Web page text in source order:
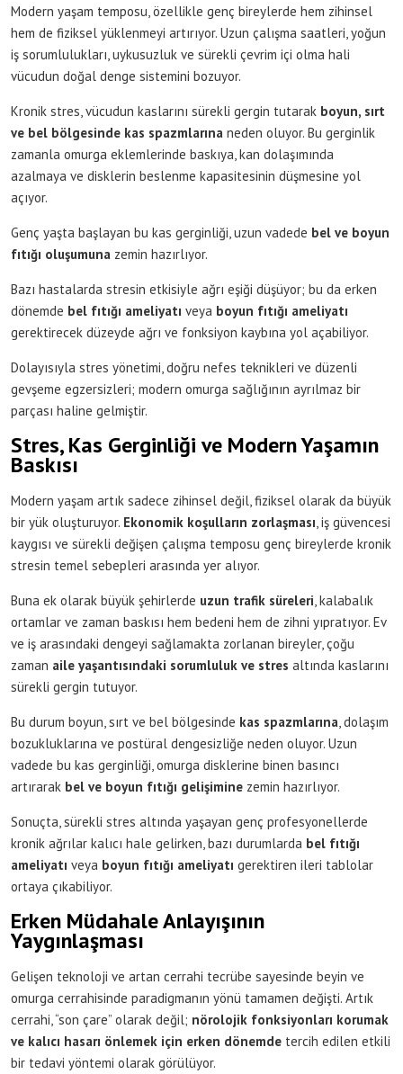
Modern yaşam temposu, özellikle genç bireylerde hem zihinsel
hem de fiziksel yüklenmeyi artırıyor. Uzun çalışma saatleri, yoğun
iş sorumlulukları, uykusuzluk ve sürekli çevrim içi olma hali
vücudun doğal denge sistemini bozuyor.
Kronik stres, vücudun kaslarını sürekli gergin tutarak boyun, sırt
ve bel bölgesinde kas spazmlarına neden oluyor. Bu gerginlik
zamanla omurga eklemlerinde baskıya, kan dolaşımında
azalmaya ve disklerin beslenme kapasitesinin düşmesine yol
açıyor.
Genç yaşta başlayan bu kas gerginliği, uzun vadede bel ve boyun
fıtığı oluşumuna zemin hazırlıyor.
Bazı hastalarda stresin etkisiyle ağrı eşiği düşüyor; bu da erken
dönemde bel fıtığı ameliyatı veya boyun fıtığı ameliyatı
gerektirecek düzeyde ağrı ve fonksiyon kaybına yol açabiliyor.
Dolayısıyla stres yönetimi, doğru nefes teknikleri ve düzenli
gevşeme egzersizleri; modern omurga sağlığının ayrılmaz bir
parçası haline gelmiştir.
Stres, Kas Gerginliği ve Modern Yaşamın
Baskısı
Modern yaşam artık sadece zihinsel değil, fiziksel olarak da büyük
bir yük oluşturuyor. Ekonomik koşulların zorlaşması, iş güvencesi
kaygısı ve sürekli değişen çalışma temposu genç bireylerde kronik
stresin temel sebepleri arasında yer alıyor.
Buna ek olarak büyük şehirlerde uzun trafik süreleri, kalabalık
ortamlar ve zaman baskısı hem bedeni hem de zihni yıpratıyor. Ev
ve iş arasındaki dengeyi sağlamakta zorlanan bireyler, çoğu
zaman aile yaşantısındaki sorumluluk ve stres altında kaslarını
sürekli gergin tutuyor.
Bu durum boyun, sırt ve bel bölgesinde kas spazmlarına, dolaşım
bozukluklarına ve postüral dengesizliğe neden oluyor. Uzun
vadede bu kas gerginliği, omurga disklerine binen basıncı
artırarak bel ve boyun fıtığı gelişimine zemin hazırlıyor.
Sonuçta, sürekli stres altında yaşayan genç profesyonellerde
kronik ağrılar kalıcı hale gelirken, bazı durumlarda bel fıtığı
ameliyatı veya boyun fıtığı ameliyatı gerektiren ileri tablolar
ortaya çıkabiliyor.
Erken Müdahale Anlayışının
Yaygınlaşması
Gelişen teknoloji ve artan cerrahi tecrübe sayesinde beyin ve
omurga cerrahisinde paradigmanın yönü tamamen değişti. Artık
cerrahi, “son çare” olarak değil; nörolojik fonksiyonları korumak
ve kalıcı hasarı önlemek için erken dönemde tercih edilen etkili
bir tedavi yöntemi olarak görülüyor.